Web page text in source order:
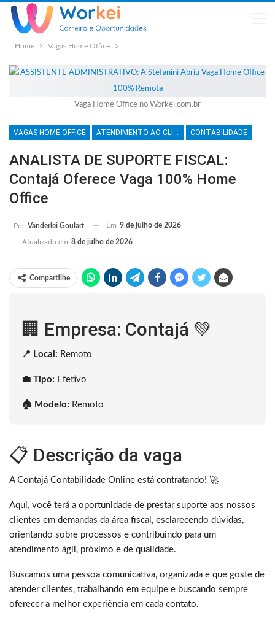
Home Vagas Home Office
Vaga Home Office no Workei.com.br
VAGAS HOME OFFICE ATENDIMENTO AO CLIENTE CONTABILIDADE
ANALISTA DE SUPORTE FISCAL:
Contajá Oferece Vaga 100% Home
Office
Por Vanderlei Goulart Em 9 de julho de 2026
Atualizado em 8 de julho de 2026
Compartilhe
🏢 Empresa: Contajá 💚
📍 Local: Remoto
💼 Tipo: Efetivo
🏠 Modelo: Remoto
📋 Descrição da vaga
A Contajá Contabilidade Online está contratando! 🚀
Aqui, você terá a oportunidade de prestar suporte aos nossos
clientes em demandas da área fiscal, esclarecendo dúvidas,
orientando sobre processos e contribuindo para um
atendimento ágil, próximo e de qualidade.
Buscamos uma pessoa comunicativa, organizada e que goste de
atender clientes, trabalhando em equipe e buscando sempre
oferecer a melhor experiência em cada contato.